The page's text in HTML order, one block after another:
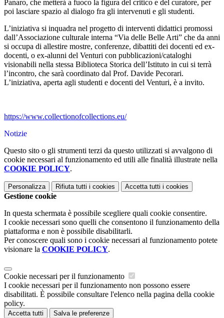
Panaro, che metterà a fuoco la figura del critico e del curatore, per
poi lasciare spazio al dialogo fra gli intervenuti e gli studenti.
L’iniziativa si inquadra nel progetto di interventi didattici promossi
dall’Associazione culturale interna “Via delle Belle Arti” che da anni
si occupa di allestire mostre, conferenze, dibattiti dei docenti ed ex-
docenti, o ex-alunni del Venturi con pubblicazioni/cataloghi
visionabili nella stessa Biblioteca Storica dell’Istituto in cui si terrà
l’incontro, che sarà coordinato dal Prof. Davide Pecorari.
L’iniziativa, aperta agli studenti e docenti del Venturi, è a invito.
https://www.collectionofcollections.eu/
Notizie
Questo sito o gli strumenti terzi da questo utilizzati si avvalgono di
cookie necessari al funzionamento ed utili alle finalità illustrate nella
COOKIE POLICY.
Personalizza Rifiuta tutti i cookies Accetta tutti i cookies
Gestione cookie
In questa schermata è possibile scegliere quali cookie consentire.
I cookie necessari sono quelli che consentono il funzionamento della
piattaforma e non è possibile disabilitarli.
Per conoscere quali sono i cookie necessari al funzionamento potete
visionare la COOKIE POLICY.
Cookie necessari per il funzionamento
I cookie necessari per il funzionamento non possono essere
disabilitati. È possibile consultare l'elenco nella pagina della cookie
policy.
Accetta tutti Salva le preferenze